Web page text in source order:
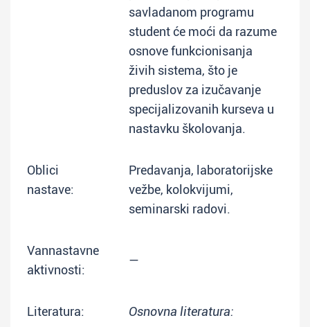
savladanom programu
student će moći da razume
osnove funkcionisanja
živih sistema, što je
preduslov za izučavanje
specijalizovanih kurseva u
nastavku školovanja.
Oblici
nastave:
Predavanja, laboratorijske
vežbe, kolokvijumi,
seminarski radovi.
Vannastavne
aktivnosti:
—
Literatura: Osnovna literatura: